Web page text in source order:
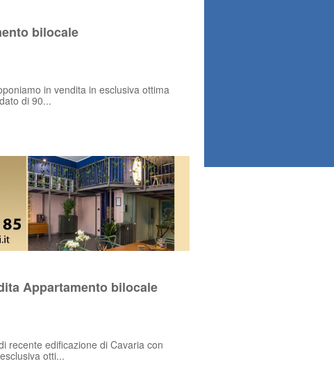
bilocale
in vendita in esclusiva ottima
di 90...
Appartamento bilocale
recente edificazione di Cavaria con
otti...